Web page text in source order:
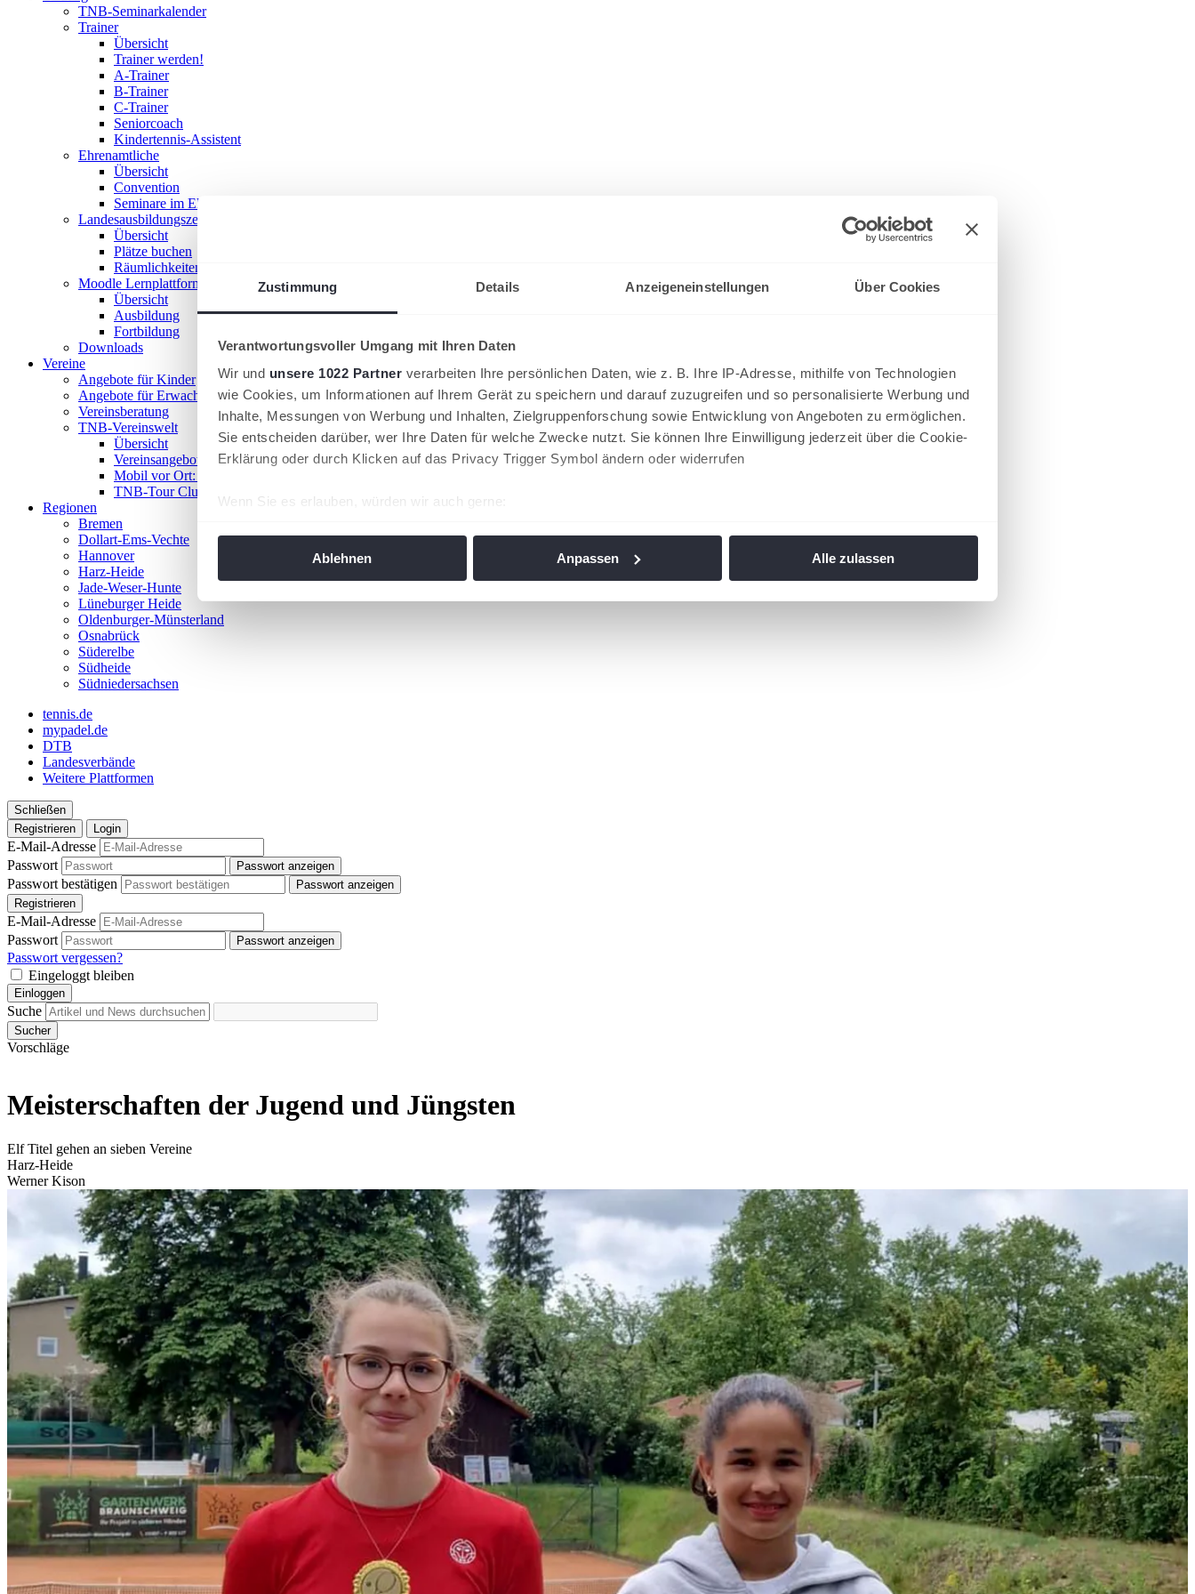
Zustimmung Details Anzeigeneinstellungen Über Cookies
Verantwortungsvoller Umgang mit Ihren Daten
Wir und unsere 1022 Partner verarbeiten Ihre persönlichen Daten, wie z. B. Ihre IP-Adresse, mithilfe von Technologien
wie Cookies, um Informationen auf Ihrem Gerät zu speichern und darauf zuzugreifen und so personalisierte Werbung und
Inhalte, Messungen von Werbung und Inhalten, Zielgruppenforschung sowie Entwicklung von Angeboten zu ermöglichen.
Sie entscheiden darüber, wer Ihre Daten für welche Zwecke nutzt. Sie können Ihre Einwilligung jederzeit über die Cookie-
Erklärung oder durch Klicken auf das Privacy Trigger Symbol ändern oder widerrufen
Wenn Sie es erlauben, würden wir auch gerne:
Ablehnen Anpassen Alle zulassen
TNB-Seminarkalender
Trainer
Übersicht
Trainer werden!
A-Trainer
B-Trainer
C-Trainer
Seniorcoach
Kindertennis-Assistent
Ehrenamtliche
Übersicht
Convention
Seminare im Ehrenamt
Landesausbildungszentrum
Übersicht
Plätze buchen
Räumlichkeiten nutzen
Moodle Lernplattform
Übersicht
Ausbildung
Fortbildung
Downloads
Vereine
Angebote für Kinder
Angebote für Erwachsene
Vereinsberatung
TNB-Vereinswelt
Übersicht
Vereinsangebote
Mobil vor Ort: Das TNB-Mobil
TNB-Tour Clubs
Regionen
Bremen
Dollart-Ems-Vechte
Hannover
Harz-Heide
Jade-Weser-Hunte
Lüneburger Heide
Oldenburger-Münsterland
Osnabrück
Süderelbe
Südheide
Südniedersachsen
tennis.de
mypadel.de
DTB
Landesverbände
Weitere Plattformen
Schließen
Registrieren
Login
E-Mail-Adresse
Passwort
Passwort anzeigen
Passwort bestätigen
Passwort anzeigen
Registrieren
E-Mail-Adresse
Passwort
Passwort anzeigen
Passwort vergessen?
Eingeloggt bleiben
Einloggen
Suche
Sucher
Vorschläge
Meisterschaften der Jugend und Jüngsten
Elf Titel gehen an sieben Vereine
Harz-Heide
Werner Kison